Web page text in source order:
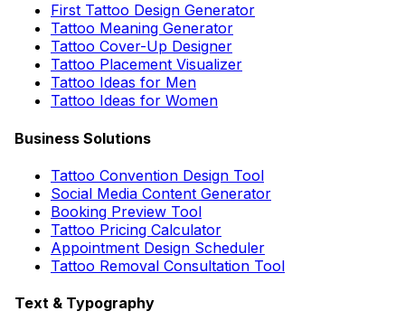
First Tattoo Design Generator
Tattoo Meaning Generator
Tattoo Cover-Up Designer
Tattoo Placement Visualizer
Tattoo Ideas for Men
Tattoo Ideas for Women
Business Solutions
Tattoo Convention Design Tool
Social Media Content Generator
Booking Preview Tool
Tattoo Pricing Calculator
Appointment Design Scheduler
Tattoo Removal Consultation Tool
Text & Typography